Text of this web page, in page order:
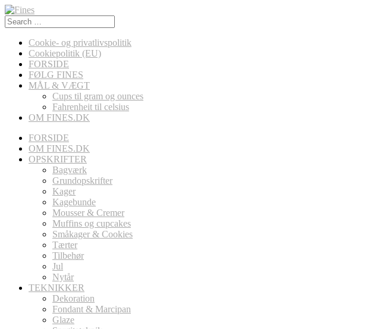
Search
for:
Cookie- og privatlivspolitik
Cookiepolitik (EU)
FORSIDE
FØLG FINES
MÅL & VÆGT
Cups til gram og ounces
Fahrenheit til celsius
OM FINES.DK
FORSIDE
OM FINES.DK
OPSKRIFTER
Bagværk
Grundopskrifter
Kager
Kagebunde
Mousser & Cremer
Muffins og cupcakes
Småkager & Cookies
Tærter
Tilbehør
Jul
Nytår
TEKNIKKER
Dekoration
Fondant & Marcipan
Glaze